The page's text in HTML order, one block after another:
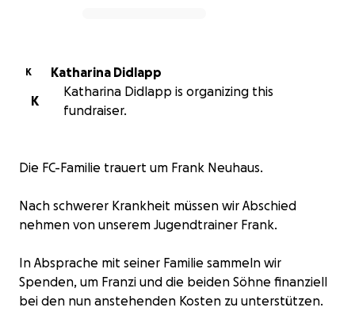
K
Katharina Didlapp
K
Katharina Didlapp is organizing this
fundraiser.
Die FC-Familie trauert um Frank Neuhaus.
Nach schwerer Krankheit müssen wir Abschied
nehmen von unserem Jugendtrainer Frank.
In Absprache mit seiner Familie sammeln wir
Spenden, um Franzi und die beiden Söhne finanziell
bei den nun anstehenden Kosten zu unterstützen.